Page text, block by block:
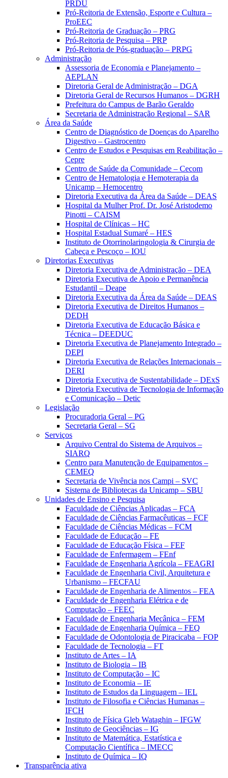
PRDU
Pró-Reitoria de Extensão, Esporte e Cultura –
ProEEC
Pró-Reitoria de Graduação – PRG
Pró-Reitoria de Pesquisa – PRP
Pró-Reitoria de Pós-graduação – PRPG
Administração
Assessoria de Economia e Planejamento –
AEPLAN
Diretoria Geral de Administração – DGA
Diretoria Geral de Recursos Humanos – DGRH
Prefeitura do Campus de Barão Geraldo
Secretaria de Administração Regional – SAR
Área da Saúde
Centro de Diagnóstico de Doenças do Aparelho
Digestivo – Gastrocentro
Centro de Estudos e Pesquisas em Reabilitação –
Cepre
Centro de Saúde da Comunidade – Cecom
Centro de Hematologia e Hemoterapia da
Unicamp – Hemocentro
Diretoria Executiva da Área da Saúde – DEAS
Hospital da Mulher Prof. Dr. José Aristodemo
Pinotti – CAISM
Hospital de Clínicas – HC
Hospital Estadual Sumaré – HES
Instituto de Otorrinolaringologia & Cirurgia de
Cabeça e Pescoço – IOU
Diretorias Executivas
Diretoria Executiva de Administração – DEA
Diretoria Executiva de Apoio e Permanência
Estudantil – Deape
Diretoria Executiva da Área da Saúde – DEAS
Diretoria Executiva de Direitos Humanos –
DEDH
Diretoria Executiva de Educação Básica e
Técnica – DEEDUC
Diretoria Executiva de Planejamento Integrado –
DEPI
Diretoria Executiva de Relações Internacionais –
DERI
Diretoria Executiva de Sustentabilidade – DExS
Diretoria Executiva de Tecnologia de Informação
e Comunicação – Detic
Legislação
Procuradoria Geral – PG
Secretaria Geral – SG
Serviços
Arquivo Central do Sistema de Arquivos –
SIARQ
Centro para Manutenção de Equipamentos –
CEMEQ
Secretaria de Vivência nos Campi – SVC
Sistema de Bibliotecas da Unicamp – SBU
Unidades de Ensino e Pesquisa
Faculdade de Ciências Aplicadas – FCA
Faculdade de Ciências Farmacêuticas – FCF
Faculdade de Ciências Médicas – FCM
Faculdade de Educação – FE
Faculdade de Educação Física – FEF
Faculdade de Enfermagem – FEnf
Faculdade de Engenharia Agrícola – FEAGRI
Faculdade de Engenharia Civil, Arquitetura e
Urbanismo – FECFAU
Faculdade de Engenharia de Alimentos – FEA
Faculdade de Engenharia Elétrica e de
Computação – FEEC
Faculdade de Engenharia Mecânica – FEM
Faculdade de Engenharia Química – FEQ
Faculdade de Odontologia de Piracicaba – FOP
Faculdade de Tecnologia – FT
Instituto de Artes – IA
Instituto de Biologia – IB
Instituto de Computação – IC
Instituto de Economia – IE
Instituto de Estudos da Linguagem – IEL
Instituto de Filosofia e Ciências Humanas –
IFCH
Instituto de Física Gleb Wataghin – IFGW
Instituto de Geociências – IG
Instituto de Matemática, Estatística e
Computação Científica – IMECC
Instituto de Química – IQ
Transparência ativa